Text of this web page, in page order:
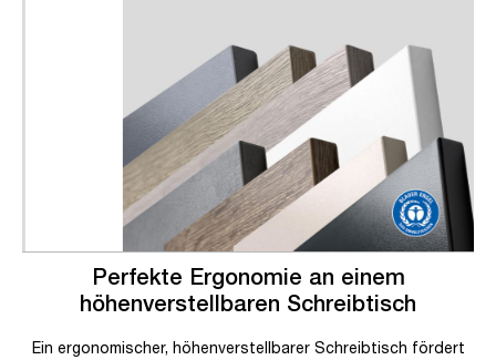
Perfekte Ergonomie an einem
höhenverstellbaren Schreibtisch
Ein ergonomischer, höhenverstellbarer Schreibtisch fördert